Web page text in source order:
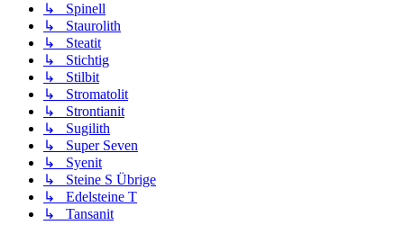
↳ Spinell
↳ Staurolith
↳ Steatit
↳ Stichtig
↳ Stilbit
↳ Stromatolit
↳ Strontianit
↳ Sugilith
↳ Super Seven
↳ Syenit
↳ Steine S Übrige
↳ Edelsteine T
↳ Tansanit